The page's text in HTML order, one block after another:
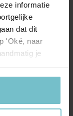
informatie
dat dit
'Oké, naar
je
134c